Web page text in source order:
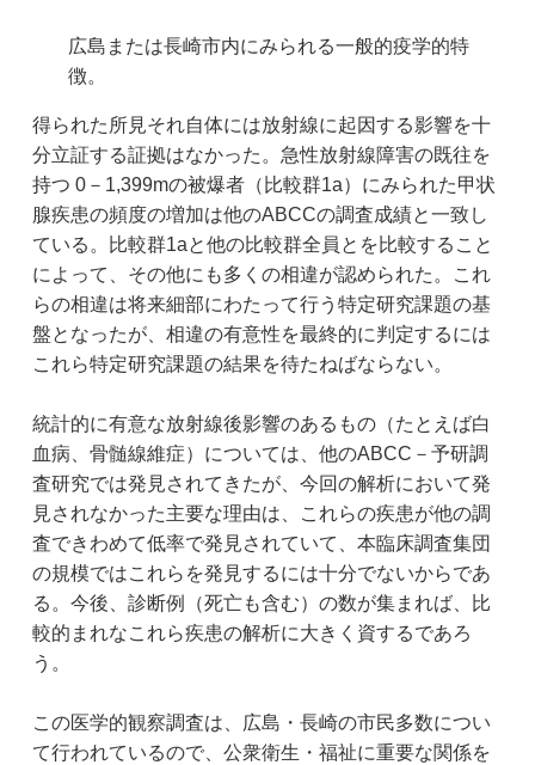
広島または長崎市内にみられる一般的疫学的特
徴。
得られた所見それ自体には放射線に起因する影響を十
分立証する証拠はなかった。急性放射線障害の既往を
持つ 0－1,399mの被爆者（比較群1a）にみられた甲状
腺疾患の頻度の増加は他のABCCの調査成績と一致し
ている。比較群1aと他の比較群全員とを比較すること
によって、その他にも多くの相違が認められた。これ
らの相違は将来細部にわたって行う特定研究課題の基
盤となったが、相違の有意性を最終的に判定するには
これら特定研究課題の結果を待たねばならない。
統計的に有意な放射線後影響のあるもの（たとえば白
血病、骨髄線維症）については、他のABCC－予研調
査研究では発見されてきたが、今回の解析において発
見されなかった主要な理由は、これらの疾患が他の調
査できわめて低率で発見されていて、本臨床調査集団
の規模ではこれらを発見するには十分でないからであ
る。今後、診断例（死亡も含む）の数が集まれば、比
較的まれなこれら疾患の解析に大きく資するであろ
う。
この医学的観察調査は、広島・長崎の市民多数につい
て行われているので、公衆衛生・福祉に重要な関係を